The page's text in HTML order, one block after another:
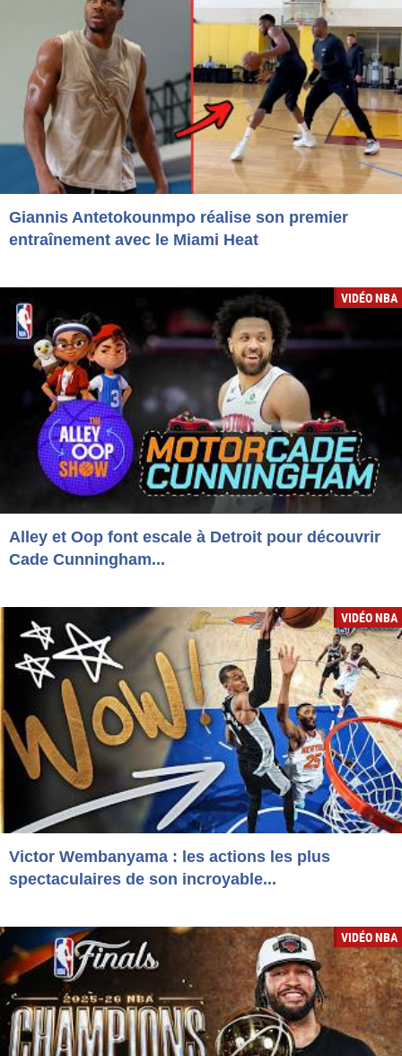
Giannis Antetokounmpo réalise son premier
entraînement avec le Miami Heat
VIDÉO NBA
Alley et Oop font escale à Detroit pour découvrir
Cade Cunningham...
VIDÉO NBA
Victor Wembanyama : les actions les plus
spectaculaires de son incroyable...
VIDÉO NBA